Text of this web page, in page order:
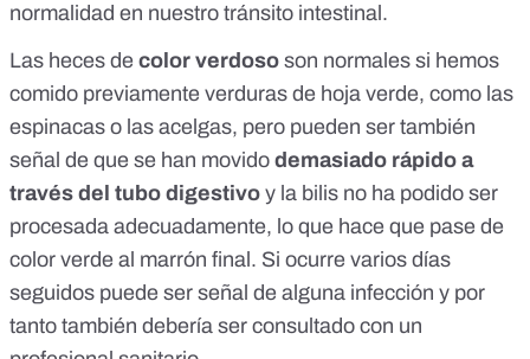
normalidad en nuestro tránsito intestinal.
Las heces de color verdoso son normales si hemos
comido previamente verduras de hoja verde, como las
espinacas o las acelgas, pero pueden ser también
señal de que se han movido demasiado rápido a
través del tubo digestivo y la bilis no ha podido ser
procesada adecuadamente, lo que hace que pase de
color verde al marrón final. Si ocurre varios días
seguidos puede ser señal de alguna infección y por
tanto también debería ser consultado con un